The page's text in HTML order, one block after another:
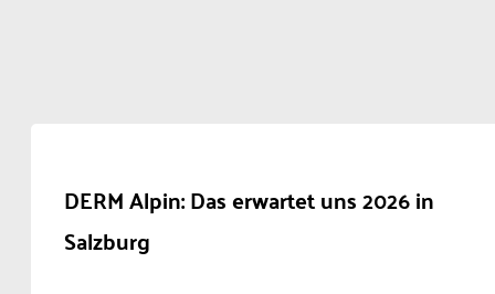
DERM Alpin: Das erwartet uns 2026 in
Salzburg